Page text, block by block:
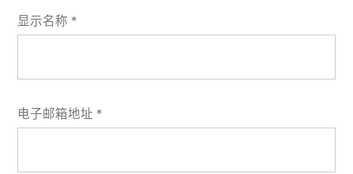
显示名称 *
电子邮箱地址 *